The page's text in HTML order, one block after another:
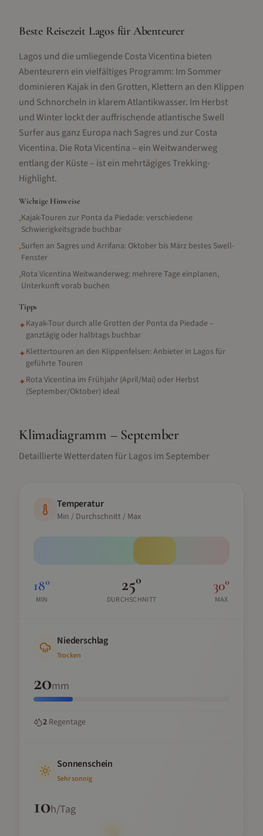
Beste Reisezeit Lagos für Abenteurer
Lagos und die umliegende Costa Vicentina bieten
Abenteurern ein vielfältiges Programm: Im Sommer
dominieren Kajak in den Grotten, Klettern an den Klippen
und Schnorcheln in klarem Atlantikwasser. Im Herbst
und Winter lockt der auffrischende atlantische Swell
Surfer aus ganz Europa nach Sagres und zur Costa
Vicentina. Die Rota Vicentina – ein Weitwanderweg
entlang der Küste – ist ein mehrtägiges Trekking-
Highlight.
Wichtige Hinweise
•Kajak-Touren zur Ponta da Piedade: verschiedene
Schwierigkeitsgrade buchbar
•Surfen an Sagres und Arrifana: Oktober bis März bestes Swell-
Fenster
•Rota Vicentina Weitwanderweg: mehrere Tage einplanen,
Unterkunft vorab buchen
Tipps
✦Kayak-Tour durch alle Grotten der Ponta da Piedade –
ganztägig oder halbtags buchbar
✦Klettertouren an den Klippenfelsen: Anbieter in Lagos für
geführte Touren
✦Rota Vicentina im Frühjahr (April/Mai) oder Herbst
(September/Oktober) ideal
Klimadiagramm – September
Detaillierte Wetterdaten fürLagos im September
Temperatur
Min / Durchschnitt / Max
18°
MIN
25°
DURCHSCHNITT
30°
MAX
Niederschlag
Trocken
20mm
2 Regentage
Sonnenschein
Sehr sonnig
10h/Tag